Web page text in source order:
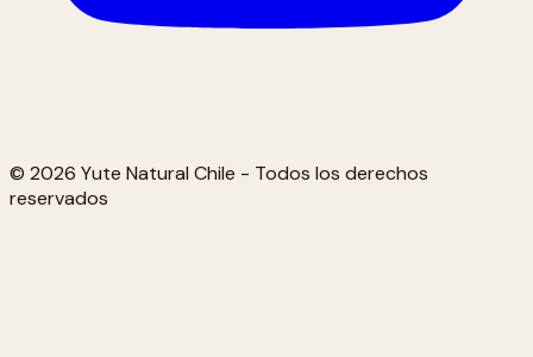
© 2026 Yute Natural Chile - Todos los derechos
reservados